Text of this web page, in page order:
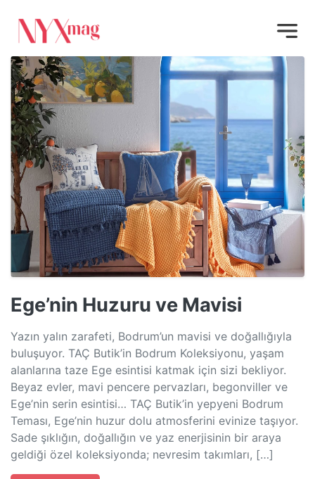
Ege’nin Huzuru ve Mavisi
Yazın yalın zarafeti, Bodrum’un mavisi ve doğallığıyla
buluşuyor. TAÇ Butik’in Bodrum Koleksiyonu, yaşam
alanlarına taze Ege esintisi katmak için sizi bekliyor.
Beyaz evler, mavi pencere pervazları, begonviller ve
Ege’nin serin esintisi… TAÇ Butik’in yepyeni Bodrum
Teması, Ege’nin huzur dolu atmosferini evinize taşıyor.
Sade şıklığın, doğallığın ve yaz enerjisinin bir araya
geldiği özel koleksiyonda; nevresim takımları, […]